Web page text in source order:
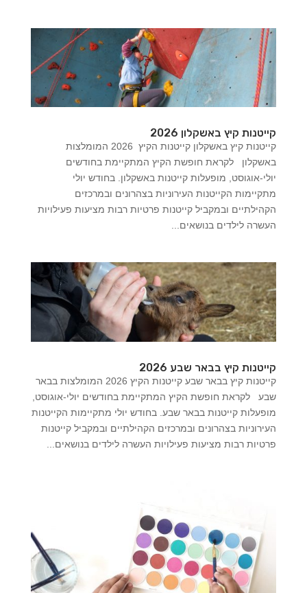
קייטנות קיץ באשקלון 2026
קייטנות קיץ באשקלון קייטנות הקיץ 2026 המומלצות
באשקלון לקראת חופשת הקיץ המתקיימת בחודשים
יולי-אוגוסט, מופעלות קייטנות באשקלון. בחודש יולי
מתקיימות הקייטנות העירוניות בצהרונים ובמרכזים
הקהילתיים ובמקביל קייטנות פרטיות רבות מציעות פעילויות
העשרה לילדים בנושאים...
קייטנות קיץ בבאר שבע 2026
קייטנות קיץ בבאר שבע קייטנות הקיץ 2026 המומלצות בבאר
שבע לקראת חופשת הקיץ המתקיימת בחודשים יולי-אוגוסט,
מופעלות קייטנות בבאר שבע. בחודש יולי מתקיימות הקייטנות
העירוניות בצהרונים ובמרכזים הקהילתיים ובמקביל קייטנות
פרטיות רבות מציעות פעילויות העשרה לילדים בנושאים...